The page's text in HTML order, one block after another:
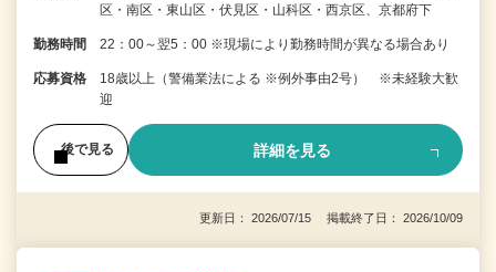
区・南区・東山区・伏見区・山科区・西京区、京都府下
勤務時間 22：00～翌5：00 ※現場により勤務時間が異なる場合あり
応募資格
18歳以上（警備業法による ※例外事由2号） ※未経験大歓
迎
後で見る 詳細を見る
更新日： 2026/07/15 掲載終了日： 2026/10/09